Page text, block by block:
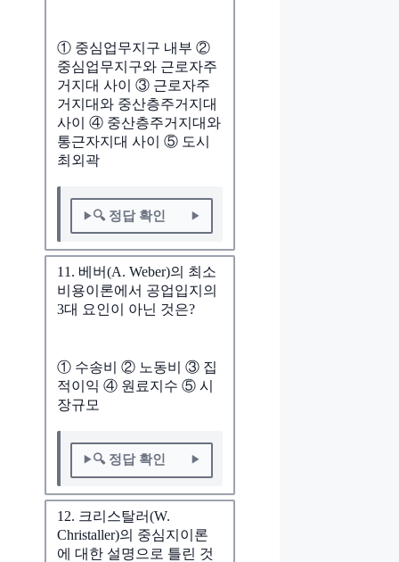
① 중심업무지구 내부 ②
중심업무지구와 근로자주
거지대 사이 ③ 근로자주
거지대와 중산층주거지대
사이 ④ 중산층주거지대와
통근자지대 사이 ⑤ 도시
최외곽
🔍 정답 확인
11. 베버(A. Weber)의 최소
비용이론에서 공업입지의
3대 요인이 아닌 것은?
① 수송비 ② 노동비 ③ 집
적이익 ④ 원료지수 ⑤ 시
장규모
🔍 정답 확인
12. 크리스탈러(W.
Christaller)의 중심지이론
에 대한 설명으로 틀린 것